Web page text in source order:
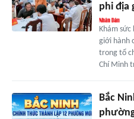
phi địa
Khám
giới hành
trong tổ
Chí Minh
Bắc